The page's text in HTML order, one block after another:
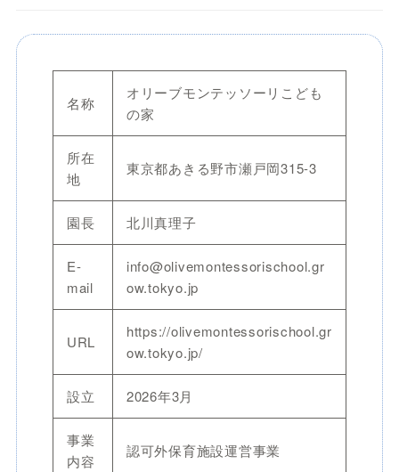
名称
オリーブモンテッソーリこども
の家
所在
地
東京都あきる野市瀬戸岡315-3
園長 北川真理子
E-
mail
info@olivemontessorischool.gr
ow.tokyo.jp
URL
https://olivemontessorischool.gr
ow.tokyo.jp/
設立 2026年3月
事業
内容
認可外保育施設運営事業